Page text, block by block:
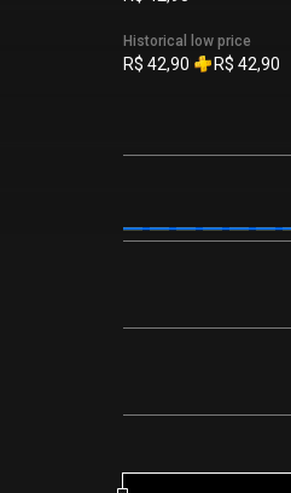
Historical low price
R$ 42,90 R$ 42,90